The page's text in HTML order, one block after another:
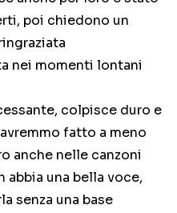
poi chiedono un
nei momenti lontani
colpisce duro e
fatto a meno
anche nelle canzoni
una bella voce,
senza una base